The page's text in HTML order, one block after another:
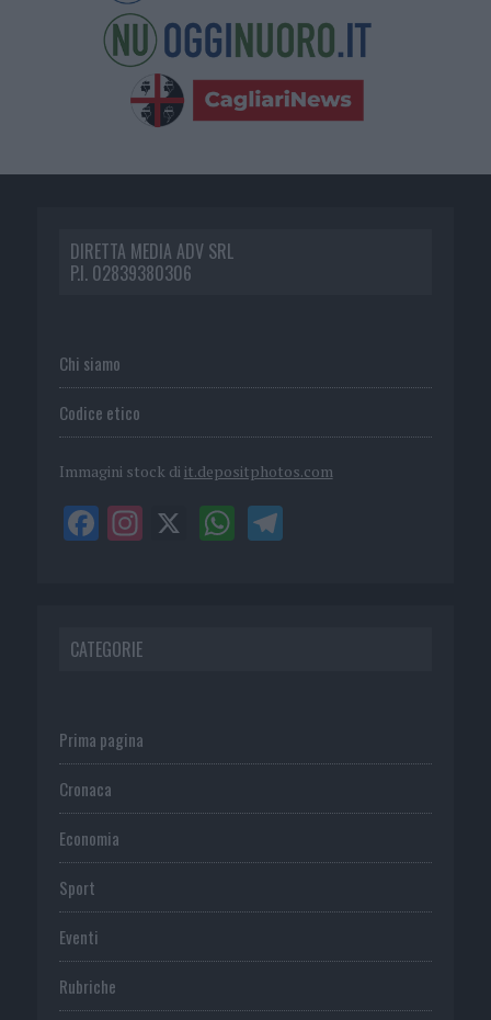
DIRETTA MEDIA ADV SRL
P.I. 02839380306
Chi siamo
Codice etico
Immagini stock di it.depositphotos.com
CATEGORIE
Prima pagina
Cronaca
Economia
Sport
Eventi
Rubriche